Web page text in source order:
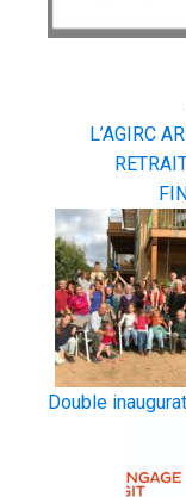
L’AGIRC
Double